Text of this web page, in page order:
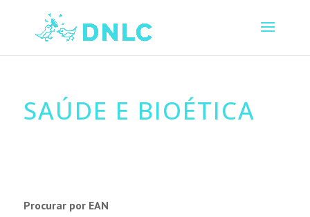
SAÚDE E BIOÉTICA
Procurar por EAN